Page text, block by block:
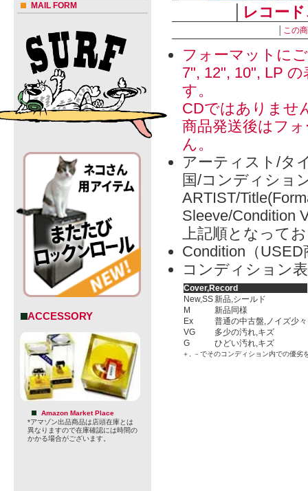
MAIL FORM
ACCESSORY
Amazon Market Place
*アマゾン出品商品は店頭在庫とは
異なりますので在庫確認には時間の
かかる場合がございます。
レコー
この
フォーマットに
7", 12", 10", LP
す。
CDではありませ
商品発送後はフ
ん。
アーティスト/タ
国/コンディショ
ARTIST/
Sleeve/Condition
上記順となって
Condition（
コンディション
Cover,Record
New,SS新品,シールド
M
新品同様
Ex
普通の中古盤,ノイズ少々
VG
多少の汚れ,キズ
G
ひどい汚れ,キズ
＋, －でそのコンディション内での優劣